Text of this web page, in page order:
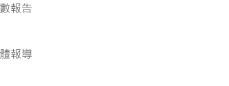
報告
報導